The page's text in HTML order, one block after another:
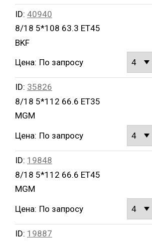
ID: 40940
8/18 5*108 63.3 ET45
BKF
Цена: По запросу
ID: 35826
8/18 5*112 66.6 ET35
MGM
Цена: По запросу
ID: 19848
8/18 5*112 66.6 ET45
MGM
Цена: По запросу
ID: 19887